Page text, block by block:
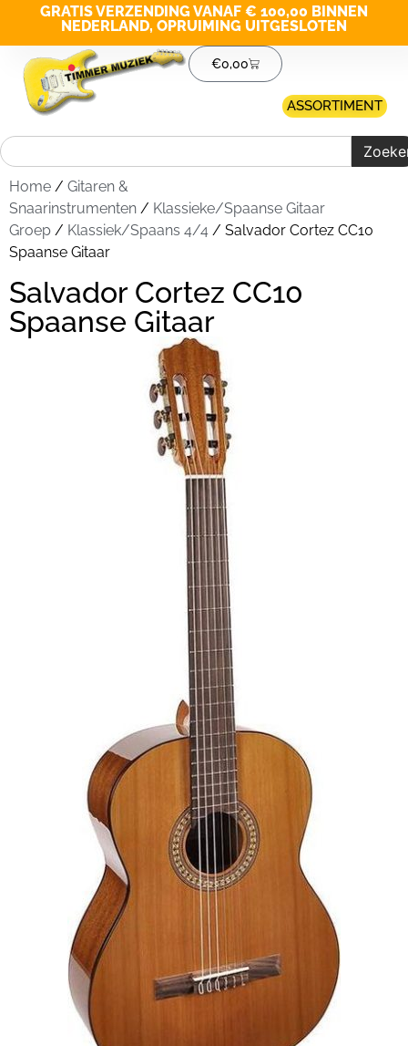
GRATIS VERZENDING VANAF € 100,00 BINNEN
NEDERLAND, OPRUIMING UITGESLOTEN
€0,00
ASSORTIMENT
Home / Gitaren &
Snaarinstrumenten / Klassieke/Spaanse Gitaar
Groep / Klassiek/Spaans 4/4 / Salvador Cortez CC10
Spaanse Gitaar
Salvador Cortez CC10
Spaanse Gitaar